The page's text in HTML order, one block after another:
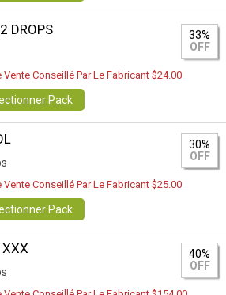
DROPS
33%
OFF
Vente Conseillé Par Le Fabricant $24.00
Pack
30%
OFF
Vente Conseillé Par Le Fabricant $25.00
Pack
40%
OFF